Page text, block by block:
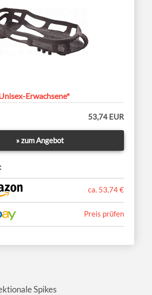
Erwachsene*
53,74 EUR
» zum Angebot
ca. 53,74 €
Preis prüfen
Spikes